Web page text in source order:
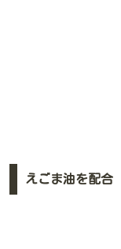
えごま油を配合